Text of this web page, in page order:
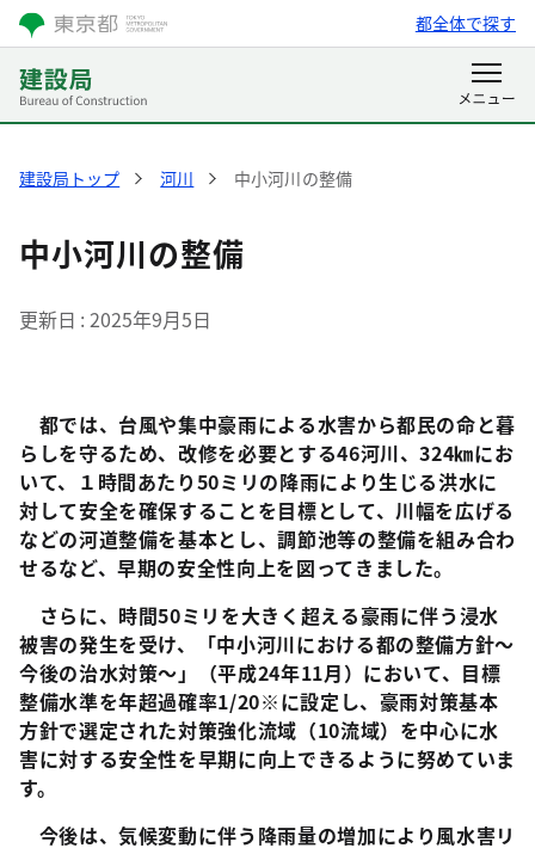
都全体で探す
建設局トップ 河川 中小河川の整備
中小河川の整備
更新日 2025年9月5日
都では、台風や集中豪雨による水害から都民の命と暮
らしを守るため、改修を必要とする46河川、324㎞にお
いて、１時間あたり50ミリの降雨により生じる洪水に
対して安全を確保することを目標として、川幅を広げる
などの河道整備を基本とし、調節池等の整備を組み合わ
せるなど、早期の安全性向上を図ってきました。
さらに、時間50ミリを大きく超える豪雨に伴う浸水
被害の発生を受け、「中小河川における都の整備方針～
今後の治水対策～」（平成24年11月）において、目標
整備水準を年超過確率1/20※に設定し、豪雨対策基本
方針で選定された対策強化流域（10流域）を中心に水
害に対する安全性を早期に向上できるように努めていま
す。
今後は、気候変動に伴う降雨量の増加により風水害リ